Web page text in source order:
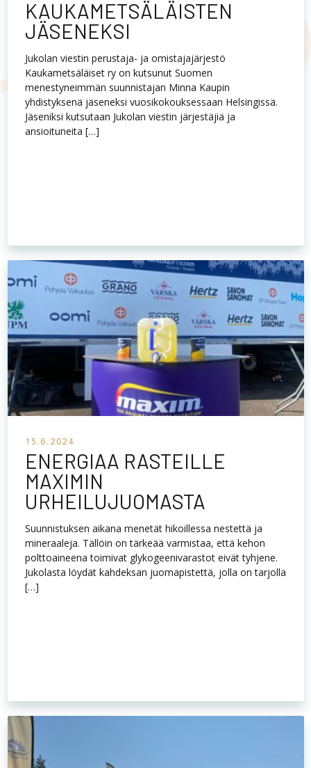
ansioituneita […]
15.6.2024
ENERGIAA RASTEILLE
MAXIMIN
URHEILUJUOMASTA
Suunnistuksen aikana menetät hikoillessa nestettä ja
polttoaineena toimivat glykogeenivarastot eivät tyhjene.
[…]